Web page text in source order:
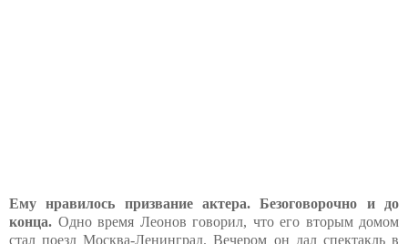
Ему нравилось призвание актера. Безоговорочно и до
конца. Одно время Леонов говорил, что его вторым домом
стал поезд Москва-Ленинград. Вечером он дал спектакль в